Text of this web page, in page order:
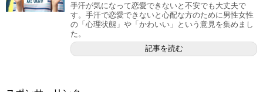
手汗が気になって恋愛できないと不安でも大丈夫で
す。手汗で恋愛できないと心配な方のために男性女性
の「心理状態」や「かわいい」という意見を集めまし
た。
記事を読む